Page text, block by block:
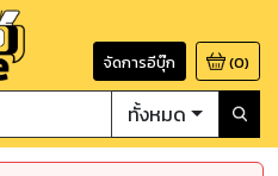
จัดการอีบุ๊ก (0)
ทั้งหมด